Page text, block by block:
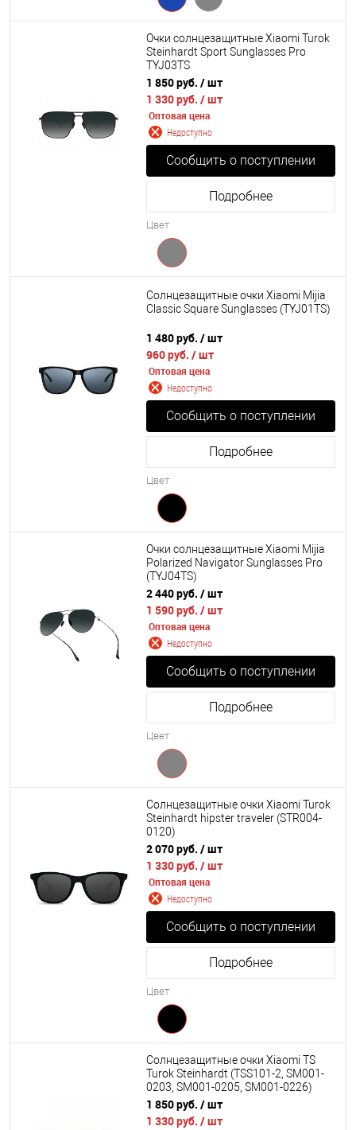
Очки солнцезащитные Xiaomi Turok
Steinhardt Sport Sunglasses Pro
TYJ03TS
1 850 руб. / шт
1 330 руб. / шт
Оптовая цена
Недоступно
Сообщить о поступлении
Подробнее
Цвет
Солнцезащитные очки Xiaomi Mijia
Classic Square Sunglasses (TYJ01TS)
1 480 руб. / шт
960 руб. / шт
Оптовая цена
Недоступно
Сообщить о поступлении
Подробнее
Цвет
Очки солнцезащитные Xiaomi Mijia
Polarized Navigator Sunglasses Pro
(TYJ04TS)
2 440 руб. / шт
1 590 руб. / шт
Оптовая цена
Недоступно
Сообщить о поступлении
Подробнее
Цвет
Солнцезащитные очки Xiaomi Turok
Steinhardt hipster traveler (STR004-
0120)
2 070 руб. / шт
1 330 руб. / шт
Оптовая цена
Недоступно
Сообщить о поступлении
Подробнее
Цвет
Солнцезащитные очки Xiaomi TS
Turok Steinhardt (TSS101-2, SM001-
0203, SM001-0205, SM001-0226)
1 850 руб. / шт
1 330 руб. / шт